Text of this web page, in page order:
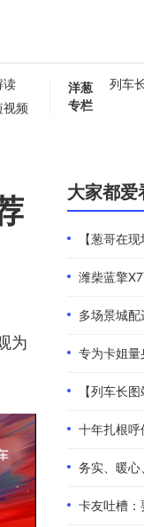
读
视频
洋葱
专栏
列车
为
大家都爱
【葱哥在现场
潍柴蓝擎X7西
多场景城配运输
专为卡姐量身打
【列车长图站
十年扎根呼伦贝尔
务实、暖心、高
卡友吐槽：要命